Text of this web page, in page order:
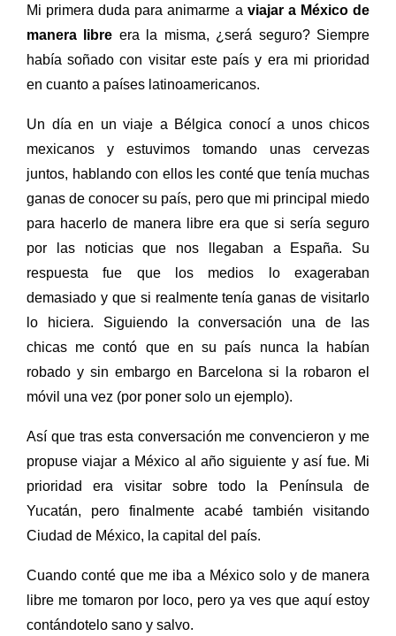
Mi primera duda para animarme a viajar a México de
manera libre era la misma, ¿será seguro? Siempre
había soñado con visitar este país y era mi prioridad
en cuanto a países latinoamericanos.
Un día en un viaje a Bélgica conocí a unos chicos
mexicanos y estuvimos tomando unas cervezas
juntos, hablando con ellos les conté que tenía muchas
ganas de conocer su país, pero que mi principal miedo
para hacerlo de manera libre era que si sería seguro
por las noticias que nos llegaban a España. Su
respuesta fue que los medios lo exageraban
demasiado y que si realmente tenía ganas de visitarlo
lo hiciera. Siguiendo la conversación una de las
chicas me contó que en su país nunca la habían
robado y sin embargo en Barcelona si la robaron el
móvil una vez (por poner solo un ejemplo).
Así que tras esta conversación me convencieron y me
propuse viajar a México al año siguiente y así fue. Mi
prioridad era visitar sobre todo la Península de
Yucatán, pero finalmente acabé también visitando
Ciudad de México, la capital del país.
Cuando conté que me iba a México solo y de manera
libre me tomaron por loco, pero ya ves que aquí estoy
contándotelo sano y salvo.